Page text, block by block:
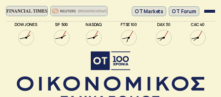
DOW JONES SP 500 NASDAQ FTSE 100 DAX 30 CAC 40
ΟΤ Markets OT Forum